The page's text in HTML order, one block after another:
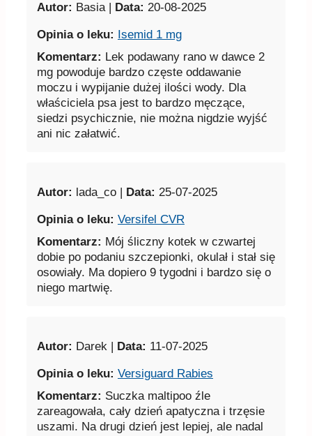
Autor: Basia | Data: 20-08-2025
Opinia o leku:
Isemid 1 mg
Komentarz: Lek podawany rano w dawce 2
mg powoduje bardzo częste oddawanie
moczu i wypijanie dużej ilości wody. Dla
właściciela psa jest to bardzo męczące,
siedzi psychicznie, nie można nigdzie wyjść
ani nic załatwić.
Autor: lada_co | Data: 25-07-2025
Opinia o leku: Versifel CVR
Komentarz: Mój śliczny kotek w czwartej
dobie po podaniu szczepionki, okulał i stał się
osowiały. Ma dopiero 9 tygodni i bardzo się o
niego martwię.
Autor: Darek | Data: 11-07-2025
Opinia o leku: Versiguard Rabies
Komentarz: Suczka maltipoo źle
zareagowała, cały dzień apatyczna i trzęsie
uszami. Na drugi dzień jest lepiej, ale nadal